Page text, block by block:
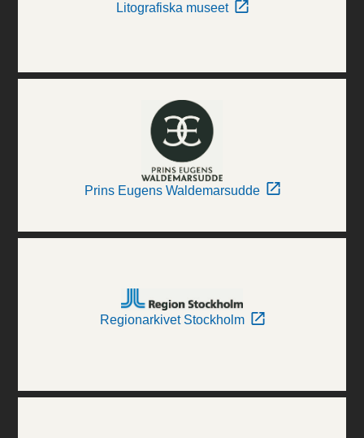
Litografiska museet
Prins Eugens Waldemarsudde
Regionarkivet Stockholm